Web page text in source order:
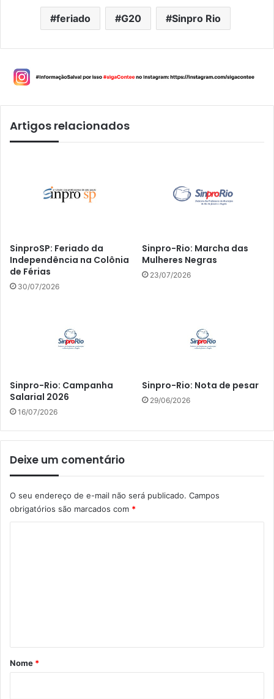
feriado G20 Sinpro Rio
Artigos relacionados
SinproSP: Feriado da
Independência na Colônia
de Férias
30/07/2026
Sinpro-Rio: Marcha das
Mulheres Negras
23/07/2026
Sinpro-Rio: Campanha
Salarial 2026
16/07/2026
Sinpro-Rio: Nota de pesar
29/06/2026
Deixe um comentário
O seu endereço de e-mail não será publicado. Campos
obrigatórios são marcados com *
r
Nome *